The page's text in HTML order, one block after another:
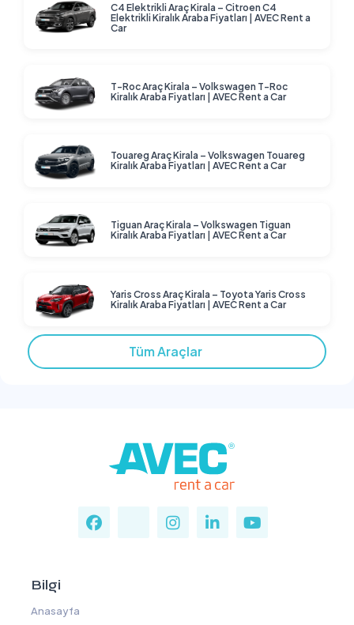
C4 Elektrikli Araç Kirala – Citroen C4
Elektrikli Kiralık Araba Fiyatları | AVEC Rent a
Car
T-Roc Araç Kirala – Volkswagen T-Roc
Kiralık Araba Fiyatları | AVEC Rent a Car
Touareg Araç Kirala – Volkswagen Touareg
Kiralık Araba Fiyatları | AVEC Rent a Car
Tiguan Araç Kirala – Volkswagen Tiguan
Kiralık Araba Fiyatları | AVEC Rent a Car
Yaris Cross Araç Kirala – Toyota Yaris Cross
Kiralık Araba Fiyatları | AVEC Rent a Car
Tüm Araçlar
Bilgi
Anasayfa